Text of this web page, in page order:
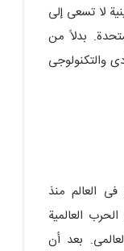
لا تسعى إلى
بدلاً من
والتکنولوجی
العالم منذ
الحرب العالمیة
بعد أن